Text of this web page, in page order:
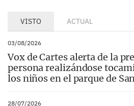
VISTO ACTUAL
03/08/2026
Vox de Cartes alerta de la
persona realizándose
los niños en el parque de
28/07/2026